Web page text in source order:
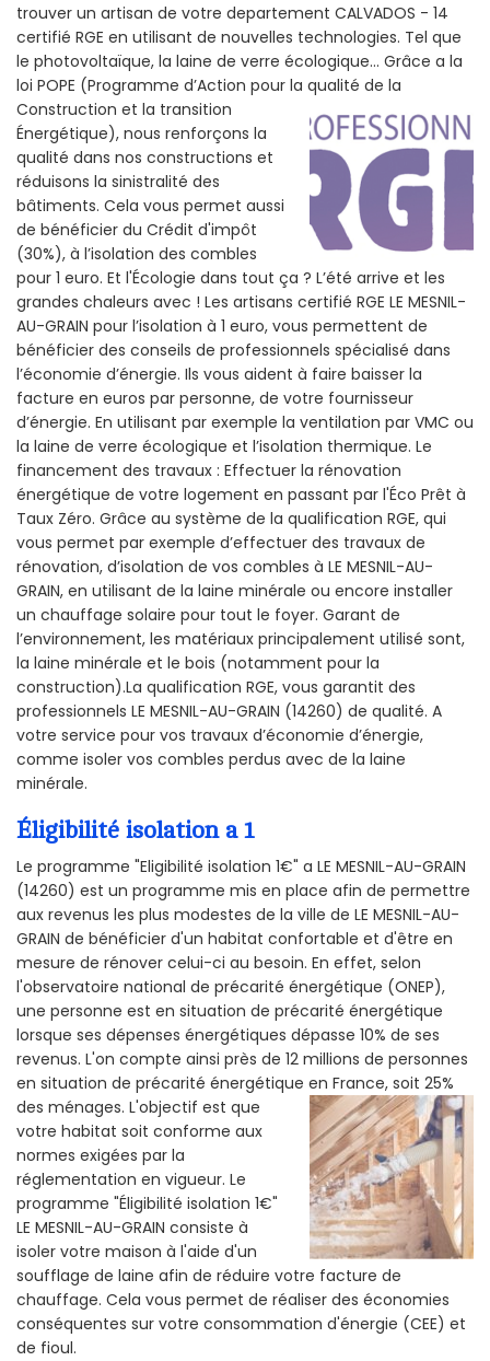
trouver un artisan de votre departement CALVADOS - 14
certifié RGE en utilisant de nouvelles technologies. Tel que
le photovoltaïque, la laine de verre écologique... Grâce a la
loi POPE (Programme d’Action pour la qualité de la
Construction et la transition
Énergétique), nous renforçons la
qualité dans nos constructions et
réduisons la sinistralité des
bâtiments. Cela vous permet aussi
de bénéficier du Crédit d'impôt
(30%), à l’isolation des combles
pour 1 euro. Et l'Écologie dans tout ça ? L’été arrive et les
grandes chaleurs avec ! Les artisans certifié RGE LE MESNIL-
AU-GRAIN pour l’isolation à 1 euro, vous permettent de
bénéficier des conseils de professionnels spécialisé dans
l’économie d’énergie. Ils vous aident à faire baisser la
facture en euros par personne, de votre fournisseur
d’énergie. En utilisant par exemple la ventilation par VMC ou
la laine de verre écologique et l’isolation thermique. Le
financement des travaux : Effectuer la rénovation
énergétique de votre logement en passant par l'Éco Prêt à
Taux Zéro. Grâce au système de la qualification RGE, qui
vous permet par exemple d’effectuer des travaux de
rénovation, d’isolation de vos combles à LE MESNIL-AU-
GRAIN, en utilisant de la laine minérale ou encore installer
un chauffage solaire pour tout le foyer. Garant de
l’environnement, les matériaux principalement utilisé sont,
la laine minérale et le bois (notamment pour la
construction).La qualification RGE, vous garantit des
professionnels LE MESNIL-AU-GRAIN (14260) de qualité. A
votre service pour vos travaux d’économie d’énergie,
comme isoler vos combles perdus avec de la laine
minérale.
Éligibilité isolation a 1
Le programme "Eligibilité isolation 1€" a LE MESNIL-AU-GRAIN
(14260) est un programme mis en place afin de permettre
aux revenus les plus modestes de la ville de LE MESNIL-AU-
GRAIN de bénéficier d'un habitat confortable et d'être en
mesure de rénover celui-ci au besoin. En effet, selon
l'observatoire national de précarité énergétique (ONEP),
une personne est en situation de précarité énergétique
lorsque ses dépenses énergétiques dépasse 10% de ses
revenus. L'on compte ainsi près de 12 millions de personnes
en situation de précarité énergétique en France, soit 25%
des ménages. L'objectif est que
votre habitat soit conforme aux
normes exigées par la
réglementation en vigueur. Le
programme "Éligibilité isolation 1€"
LE MESNIL-AU-GRAIN consiste à
isoler votre maison à l'aide d'un
soufflage de laine afin de réduire votre facture de
chauffage. Cela vous permet de réaliser des économies
conséquentes sur votre consommation d'énergie (CEE) et
de fioul.